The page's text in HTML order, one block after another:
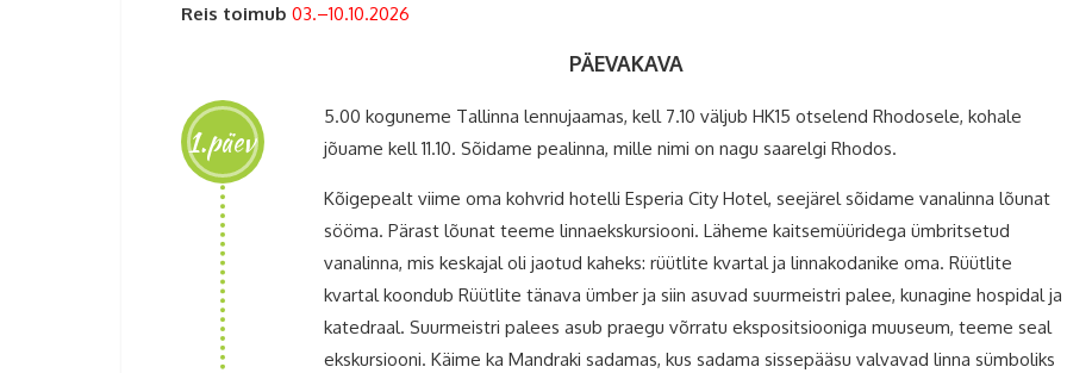
Reis toimub 03.–10.10.2026
PÄEVAKAVA
1.päev
5.00 koguneme Tallinna lennujaamas, kell 7.10 väljub HK15 otselend Rhodosele, kohale
jõuame kell 11.10. Sõidame pealinna, mille nimi on nagu saarelgi Rhodos.
Kõigepealt viime oma kohvrid hotelli Esperia City Hotel, seejärel sõidame vanalinna lõunat
sööma. Pärast lõunat teeme linnaekskursiooni. Läheme kaitsemüüridega ümbritsetud
vanalinna, mis keskajal oli jaotud kaheks: rüütlite kvartal ja linnakodanike oma. Rüütlite
kvartal koondub Rüütlite tänava ümber ja siin asuvad suurmeistri palee, kunagine hospidal ja
katedraal. Suurmeistri palees asub praegu võrratu ekspositsiooniga muuseum, teeme seal
ekskursiooni. Käime ka Mandraki sadamas, kus sadama sissepääsu valvavad linna sümboliks